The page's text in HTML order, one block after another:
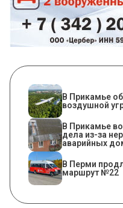
В Прикамье
воздушной
В Прикамье
дела из-за
аварийных
В Перми
маршрут №22